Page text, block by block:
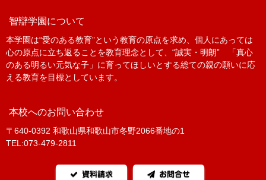
智辯学園について
本学園は“愛のある教育”という教育の原点を求め、個人にあっては
心の原点に立ち返ることを教育理念として、“誠実・明朗” 「真心
のある明るい元気な子」に育ってほしいとする総ての親の願いに応
える教育を目標としています。
本校へのお問い合わせ
〒640-0392 和歌山県和歌山市冬野2066番地の1
TEL:073-479-2811
資料請求 お問合せ